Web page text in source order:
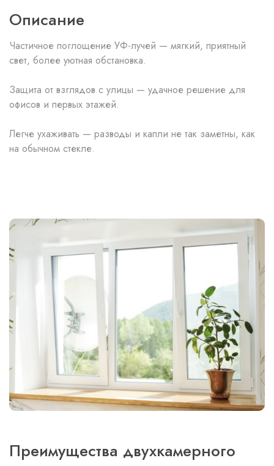
Описание
Частичное поглощение УФ-лучей — мягкий, приятный
свет, более уютная обстановка.
Защита от взглядов с улицы — удачное решение для
офисов и первых этажей.
Легче ухаживать — разводы и капли не так заметны, как
на обычном стекле.
Преимущества двухкамерного